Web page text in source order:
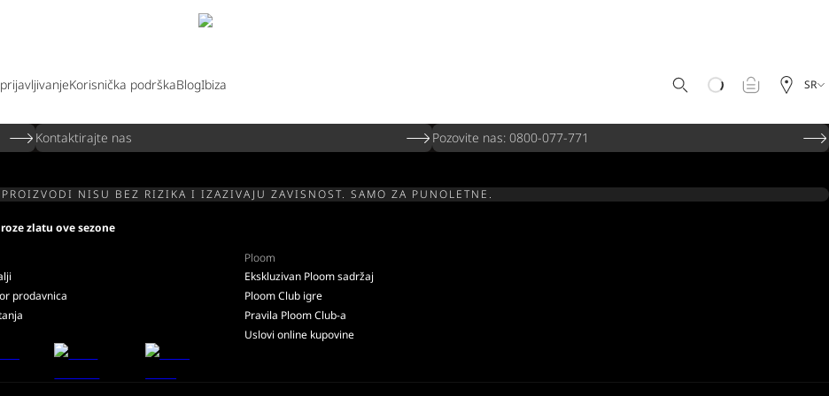
Korisnička podrškaBlogIbiza SR
Kontaktirajte nas Pozovite nas: 0800-077-771
NISU BEZ RIZIKA I IZAZIVAJU ZAVISNOST. SAMO ZA PUNOLETNE.
zlatu ove sezone
prodavnica
Ploom
Ekskluzivan Ploom sadržaj
Ploom Club igre
Pravila Ploom Club-a
Uslovi online kupovine